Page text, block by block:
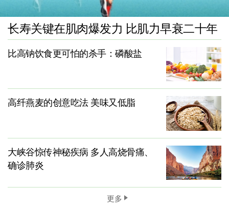
长寿关键在肌肉爆发力 比肌力早衰二十年
比高钠饮食更可怕的杀手：磷酸盐
高纤燕麦的创意吃法 美味又低脂
大峡谷惊传神秘疾病 多人高烧骨痛、
确诊肺炎
更多